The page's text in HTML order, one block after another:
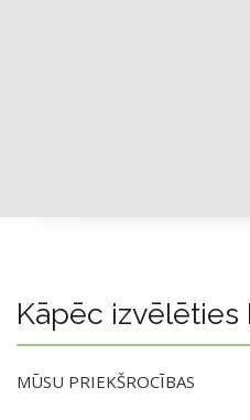
Kāpēc izvēlēties
MŪSU PRIEKŠROCĪBAS